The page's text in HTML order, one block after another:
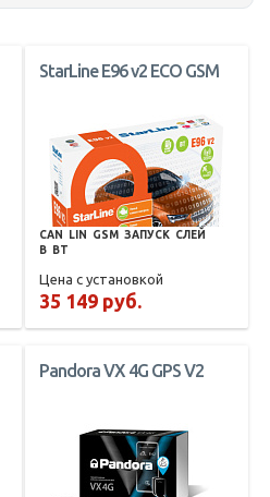
StarLine E96 v2 ECO GSM
CAN LIN GSM ЗАПУСК СЛЕЙ
В
BT
Цена с установкой
35 149 руб.
Pandora VX 4G GPS V2